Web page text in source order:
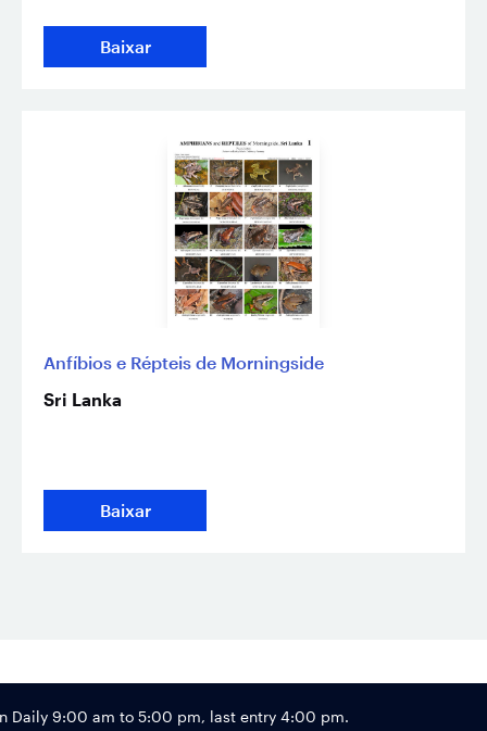
Baixar
Anfíbios e Répteis de Morningside
Sri Lanka
Baixar
Footer
Daily 9:00 am to 5:00 pm, last entry 4:00 pm.